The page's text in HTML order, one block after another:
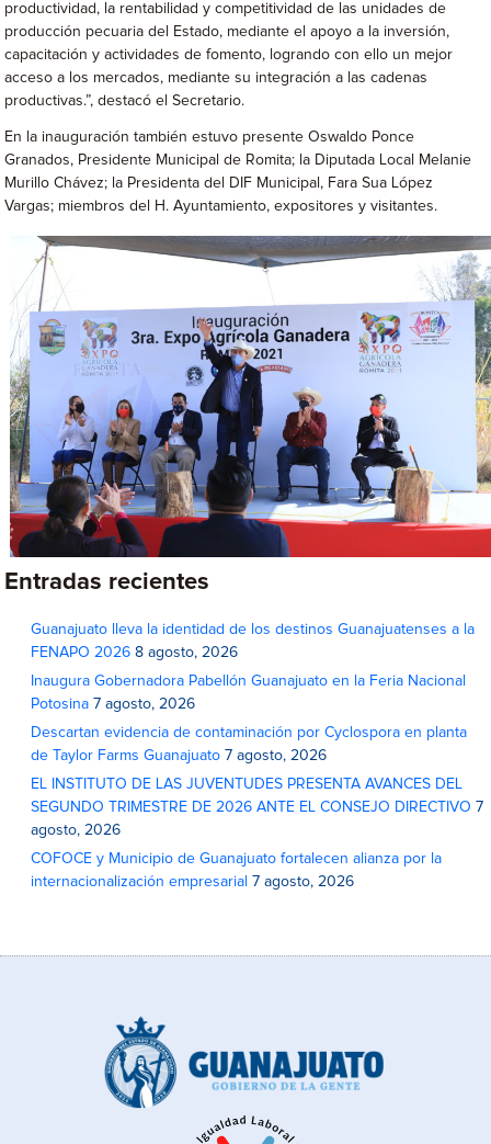
productividad, la rentabilidad y competitividad de las unidades de
producción pecuaria del Estado, mediante el apoyo a la inversión,
capacitación y actividades de fomento, logrando con ello un mejor
acceso a los mercados, mediante su integración a las cadenas
productivas.”, destacó el Secretario.
En la inauguración también estuvo presente Oswaldo Ponce
Granados, Presidente Municipal de Romita; la Diputada Local Melanie
Murillo Chávez; la Presidenta del DIF Municipal, Fara Sua López
Vargas; miembros del H. Ayuntamiento, expositores y visitantes.
Entradas recientes
Guanajuato lleva la identidad de los destinos Guanajuatenses a la
FENAPO 2026 8 agosto, 2026
Inaugura Gobernadora Pabellón Guanajuato en la Feria Nacional
Potosina 7 agosto, 2026
Descartan evidencia de contaminación por Cyclospora en planta
de Taylor Farms Guanajuato 7 agosto, 2026
EL INSTITUTO DE LAS JUVENTUDES PRESENTA AVANCES DEL
SEGUNDO TRIMESTRE DE 2026 ANTE EL CONSEJO DIRECTIVO 7
agosto, 2026
COFOCE y Municipio de Guanajuato fortalecen alianza por la
internacionalización empresarial 7 agosto, 2026